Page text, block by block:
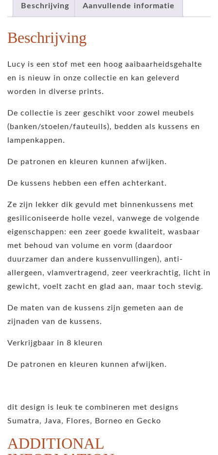
Beschrijving Aanvullende informatie
Beschrijving
Lucy is een stof met een hoog aaibaarheidsgehalte
en is nieuw in onze collectie en kan geleverd
worden in diverse prints.
De collectie is zeer geschikt voor zowel meubels
(banken/stoelen/fauteuils), bedden als kussens en
lampenkappen.
De patronen en kleuren kunnen afwijken.
De kussens hebben een effen achterkant.
Ze zijn lekker dik gevuld met binnenkussens met
gesiliconiseerde holle vezel, vanwege de volgende
eigenschappen: een zeer goede kwaliteit, wasbaar
met behoud van volume en vorm (daardoor
duurzamer dan andere kussenvullingen), anti-
allergeen, vlamvertragend, zeer veerkrachtig, licht in
gewicht, voelt zacht en glad aan, maar toch stevig.
De maten van de kussens zijn gemeten aan de
zijnaden van de kussens.
Verkrijgbaar in 8 kleuren
De patronen en kleuren kunnen afwijken.
dit design is leuk te combineren met designs
Sumatra, Java, Flores, Borneo en Gecko
ADDITIONAL